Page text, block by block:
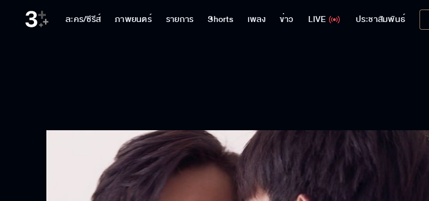
ละคร/ซีรีส์ ภาพยนตร์ รายการ Shorts เพลง ข่าว LIVE ประชาสัมพันธ์